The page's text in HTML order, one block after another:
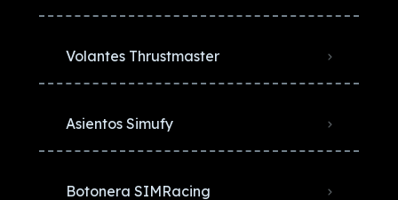
Volantes Thrustmaster
Asientos Simufy
Botonera SIMRacing